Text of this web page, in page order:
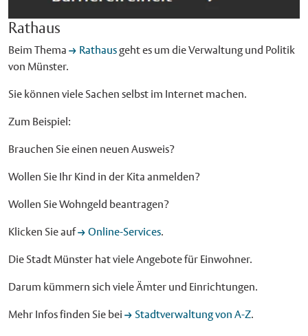
Rathaus
Beim Thema Rathausgeht es um die Verwaltung und Politik
von Münster.
Sie können viele Sachen selbst im Internet machen.
Zum Beispiel:
Brauchen Sie einen neuen Ausweis?
Wollen Sie Ihr Kind in der Kita anmelden?
Wollen Sie Wohngeld beantragen?
Klicken Sie auf Online-Services.
Die Stadt Münster hat viele Angebote für Einwohner.
Darum kümmern sich viele Ämter und Einrichtungen.
Mehr Infos finden Sie bei Stadtverwaltung von A-Z.